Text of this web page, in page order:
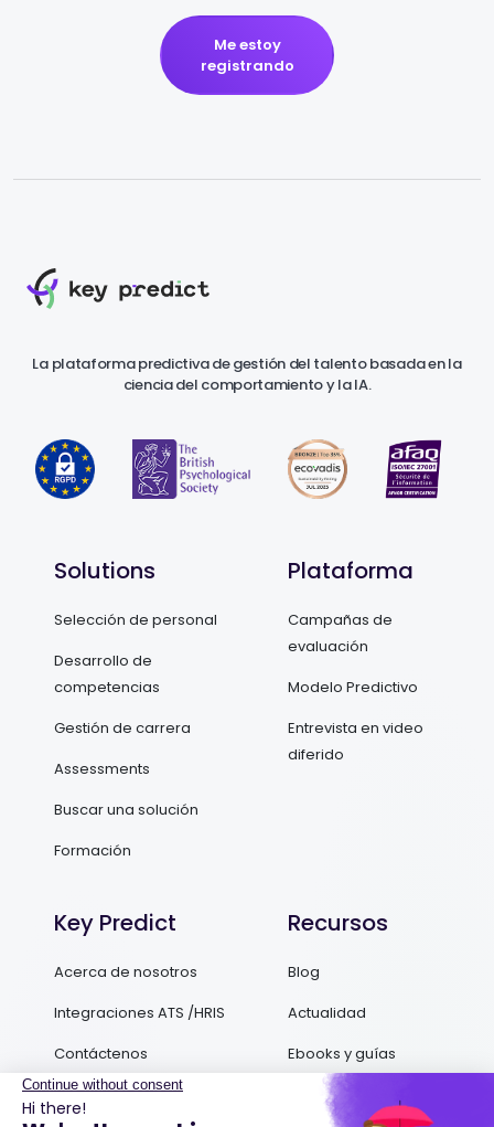
Me estoy
registrando
La plataforma predictiva de gestión del talento basada en la
ciencia del comportamiento y la IA.
Solutions
Selección de personal
Desarrollo de
competencias
Gestión de carrera
Assessments
Buscar una solución
Formación
Plataforma
Campañas de
evaluación
Modelo Predictivo
Entrevista en video
diferido
Key Predict
Acerca de nosotros
Integraciones ATS /HRIS
Contáctenos
Recursos
Blog
Actualidad
Ebooks y guías
Podcasts